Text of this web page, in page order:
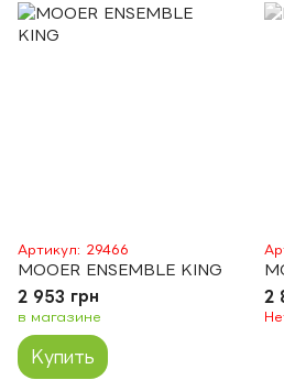
Артикул: 29466
MOOER ENSEMBLE KING
2 953 грн
в магазине
Купить
2